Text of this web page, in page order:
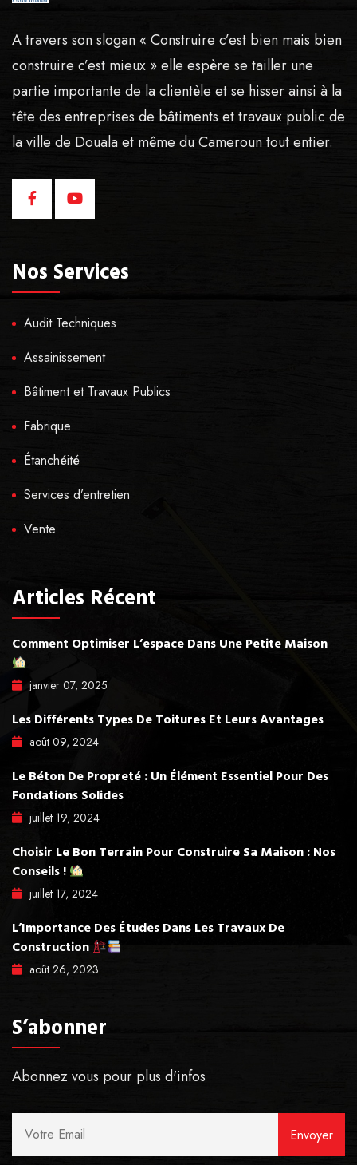
A travers son slogan « Construire c’est bien mais bien
construire c’est mieux » elle espère se tailler une
partie importante de la clientèle et se hisser ainsi à la
tête des entreprises de bâtiments et travaux public de
la ville de Douala et même du Cameroun tout entier.
Nos Services
Audit Techniques
Assainissement
Bâtiment et Travaux Publics
Fabrique
Étanchéité
Services d’entretien
Vente
Articles Récent
Comment Optimiser L’espace Dans Une Petite Maison
janvier 07, 2025
Les Différents Types De Toitures Et Leurs Avantages
août 09, 2024
Le Béton De Propreté : Un Élément Essentiel Pour Des
Fondations Solides
juillet 19, 2024
Choisir Le Bon Terrain Pour Construire Sa Maison : Nos
Conseils !
juillet 17, 2024
L’Importance Des Études Dans Les Travaux De
Construction
août 26, 2023
S’abonner
Abonnez vous pour plus d'infos